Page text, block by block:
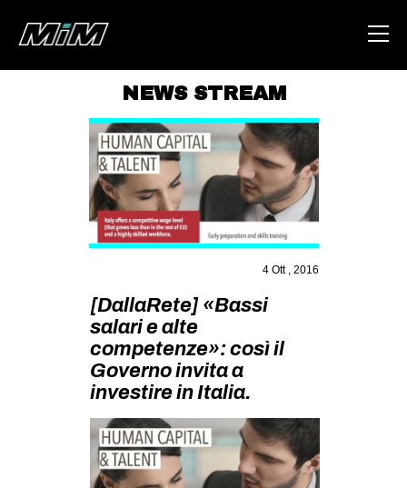
ABOUT
AREA
DEGENERAZIONE
MSM
STUDENTI TSUNAMI
ZAM
MILANO
MOBILITAZIONI
SPAZI
NEWS STREAM
4 Ott , 2016
[DallaRete] «Bassi
salari e alte
competenze»: così il
Governo invita a
investire in Italia.